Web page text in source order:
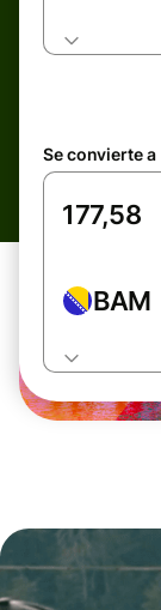
Se convierte a
BAM